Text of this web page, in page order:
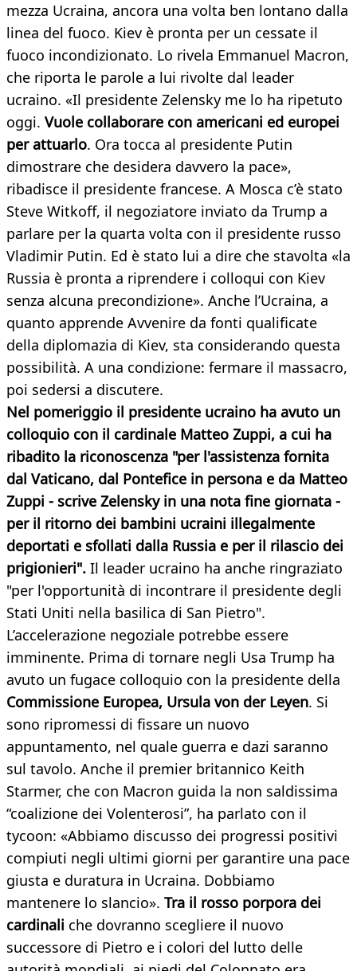
mezza Ucraina, ancora una volta ben lontano dalla
linea del fuoco. Kiev è pronta per un cessate il
fuoco incondizionato. Lo rivela Emmanuel Macron,
che riporta le parole a lui rivolte dal leader
ucraino. «Il presidente Zelensky me lo ha ripetuto
oggi. Vuole collaborare con americani ed europei
per attuarlo. Ora tocca al presidente Putin
dimostrare che desidera davvero la pace»,
ribadisce il presidente francese. A Mosca c’è stato
Steve Witkoff, il negoziatore inviato da Trump a
parlare per la quarta volta con il presidente russo
Vladimir Putin. Ed è stato lui a dire che stavolta «la
Russia è pronta a riprendere i colloqui con Kiev
senza alcuna precondizione». Anche l’Ucraina, a
quanto apprende Avvenire da fonti qualificate
della diplomazia di Kiev, sta considerando questa
possibilità. A una condizione: fermare il massacro,
poi sedersi a discutere.
Nel pomeriggio il presidente ucraino ha avuto un
colloquio con il cardinale Matteo Zuppi, a cui ha
ribadito la riconoscenza "per l'assistenza fornita
dal Vaticano, dal Pontefice in persona e da Matteo
Zuppi - scrive Zelensky in una nota fine giornata -
per il ritorno dei bambini ucraini illegalmente
deportati e sfollati dalla Russia e per il rilascio dei
prigionieri". Il leader ucraino ha anche ringraziato
"per l'opportunità di incontrare il presidente degli
Stati Uniti nella basilica di San Pietro".
L’accelerazione negoziale potrebbe essere
imminente. Prima di tornare negli Usa Trump ha
avuto un fugace colloquio con la presidente della
Commissione Europea, Ursula von der Leyen. Si
sono ripromessi di fissare un nuovo
appuntamento, nel quale guerra e dazi saranno
sul tavolo. Anche il premier britannico Keith
Starmer, che con Macron guida la non saldissima
“coalizione dei Volenterosi”, ha parlato con il
tycoon: «Abbiamo discusso dei progressi positivi
compiuti negli ultimi giorni per garantire una pace
giusta e duratura in Ucraina. Dobbiamo
mantenere lo slancio». Tra il rosso porpora dei
cardinali che dovranno scegliere il nuovo
successore di Pietro e i colori del lutto delle